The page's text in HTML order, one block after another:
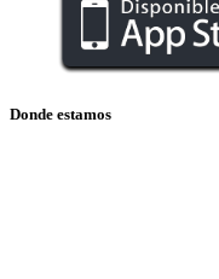
Donde estamos